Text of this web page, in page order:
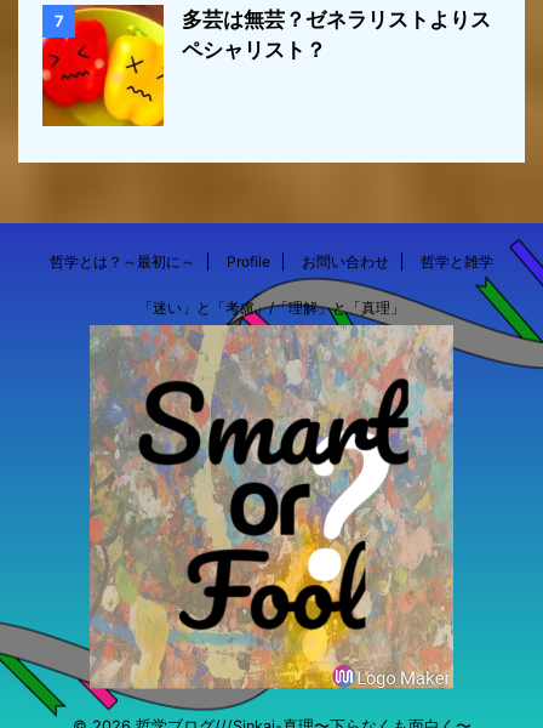
7
多芸は無芸？ゼネラリストよりス
ペシャリスト？
哲学とは？～最初に～ Profile お問い合わせ 哲学と雑学
「迷い」と「考慮」/「理解」と「真理」